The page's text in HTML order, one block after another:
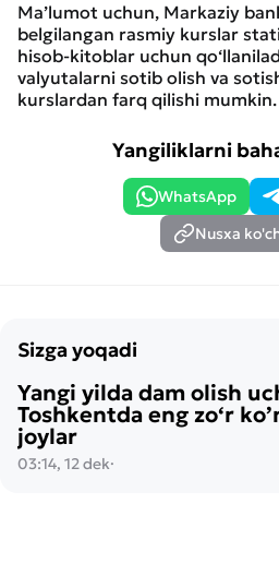
Ma’lumot uchun, Markaziy
belgilangan rasmiy kurslar
hisob-kitoblar uchun
valyutalarni sotib olish va
kurslardan farq qilishi mumkin.
Yangiliklarni
WhatsApp
Nusxa
Sizga yoqadi
Yangi yilda dam olish
Toshkentda eng zo‘r
joylar
03:14, 12 dek·